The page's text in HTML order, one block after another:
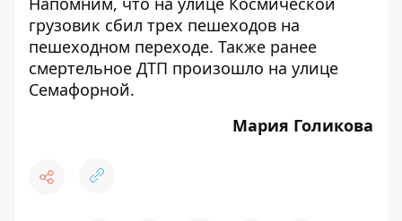
грузовик сбил трех пешеходов на
пешеходном переходе. Также ранее
смертельное ДТП произошло на улице
Семафорной.
Мария Голикова